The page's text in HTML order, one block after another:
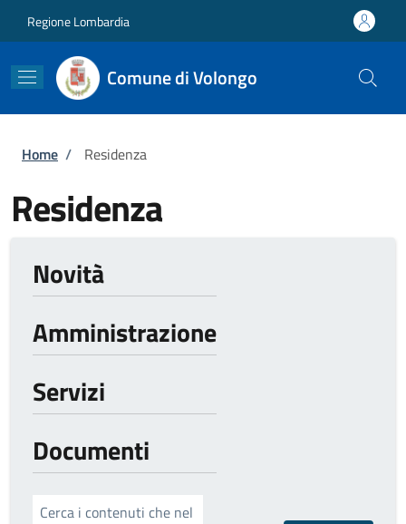
Regione Lombardia
Comune di Volongo
Briciole di pane
Home / Residenza
Residenza
Novità
Amministrazione
Servizi
Documenti
Cerca i contenuti che nel